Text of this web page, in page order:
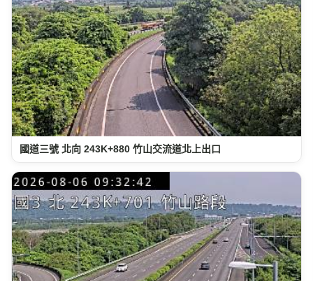
國道三號 北向 243K+880 竹山交流道北上出口